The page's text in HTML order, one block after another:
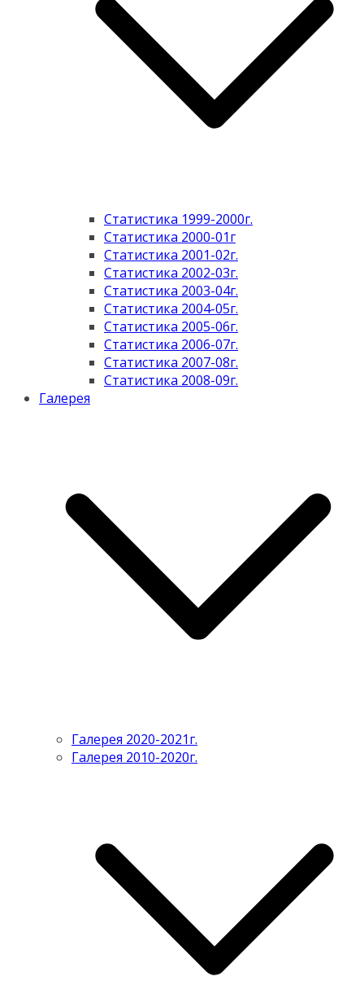
Статистика 1999-2000г.
Статистика 2000-01г
Статистика 2001-02г.
Статистика 2002-03г.
Статистика 2003-04г.
Статистика 2004-05г.
Статистика 2005-06г.
Статистика 2006-07г.
Статистика 2007-08г.
Статистика 2008-09г.
Галерея
Галерея 2020-2021г.
Галерея 2010-2020г.